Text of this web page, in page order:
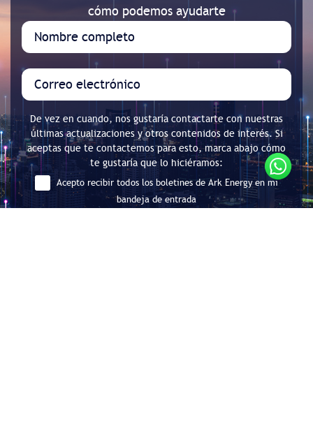
cómo podemos ayudarte
De vez en cuando, nos gustaría contactarte con nuestras
últimas actualizaciones y otros contenidos de interés. Si
aceptas que te contactemos para esto, marca abajo cómo
te gustaría que lo hiciéramos:
Acepto recibir todos los boletines de Ark Energy en mi
bandeja de entrada